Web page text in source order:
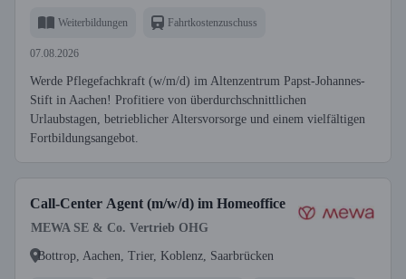
Weiterbildungen Fahrtkostenzuschuss
07.08.2026
Werde Pflegefachkraft (w/m/d) im Altenzentrum Papst-Johannes-
Stift in Aachen! Profitiere von überdurchschnittlichen
Urlaubstagen, betrieblicher Altersvorsorge und einem vielfältigen
Fortbildungsangebot.
Call-Center Agent (m/w/d) im Homeoffice
MEWA SE & Co. Vertrieb OHG
Bottrop, Aachen, Trier, Koblenz, Saarbrücken